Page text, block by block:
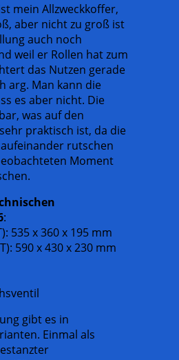
mein Allzweckkoffer,
aber nicht zu groß ist
auch noch
weil er Rollen hat zum
das Nutzen gerade
arg. Man kann die
es aber nicht. Die
was auf den
praktisch ist, da die
rutschen
Moment
:
535 x 360 x 195 mm
590 x 430 x 230 mm
gibt es in
Einmal als